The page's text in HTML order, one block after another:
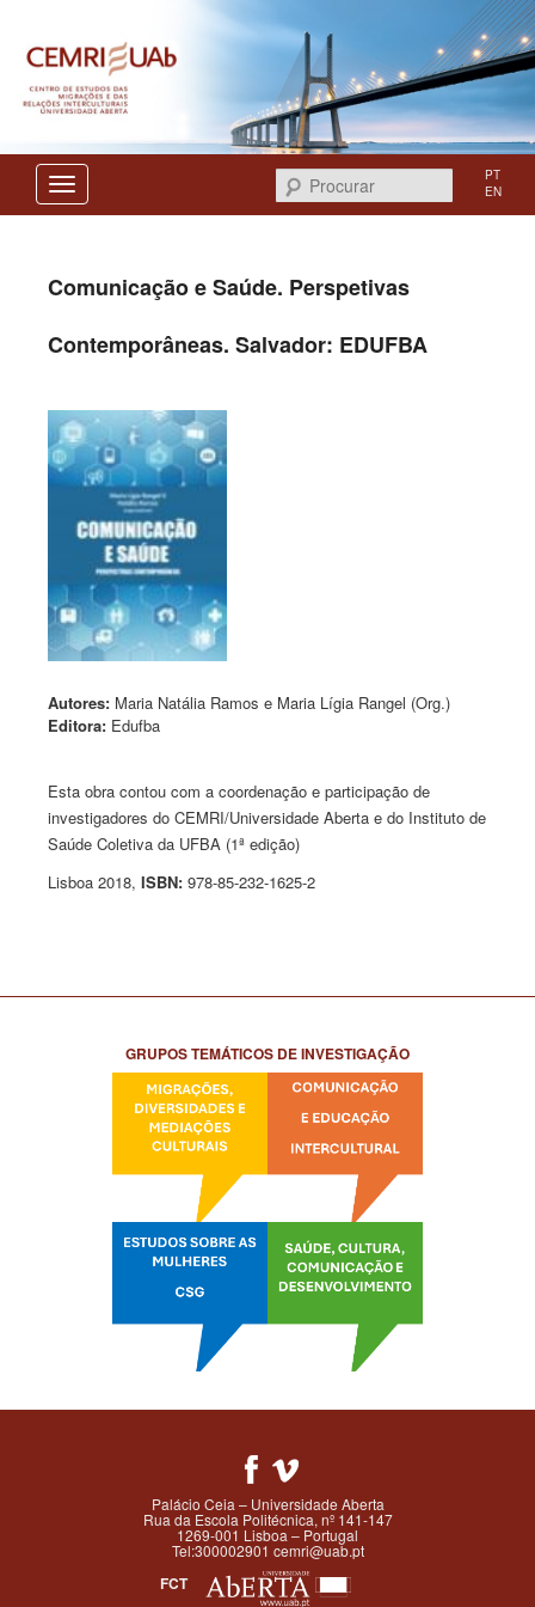
CEMRI
Procurar
PT
EN
Comunicação e Saúde. Perspetivas
Contemporâneas. Salvador: EDUFBA
Autores: Maria Natália Ramos e Maria Lígia Rangel (Org.)
Editora: Edufba
Esta obra contou com a coordenação e participação de
investigadores do CEMRI/Universidade Aberta e do Instituto de
Saúde Coletiva da UFBA (1ª edição)
Lisboa 2018,ISBN: 978-85-232-1625-2
GRUPOS TEMÁTICOS DE INVESTIGAÇÃO
Palácio Ceia – Universidade Aberta
Rua da Escola Politécnica, nº 141-147
1269-001 Lisboa – Portugal
Tel:300002901 cemri@uab.pt
FCT